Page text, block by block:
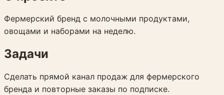
Фермерский бренд с молочными продуктами,
овощами и наборами на неделю.
Задачи
Сделать прямой канал продаж для фермерского
бренда и повторные заказы по подписке.